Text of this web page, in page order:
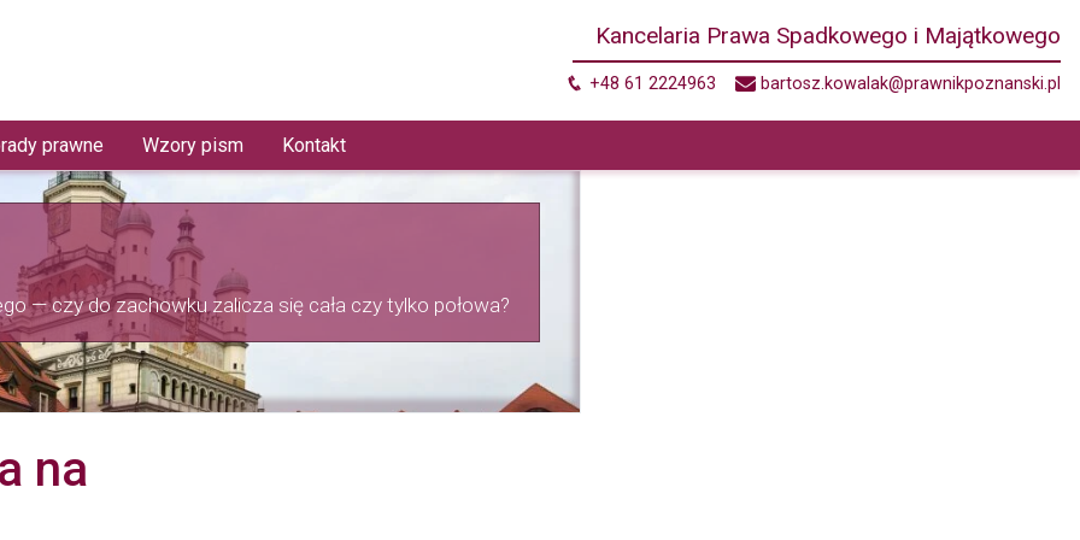
Kancelaria Prawa Spadkowego i Majątkowego
+48 61 2224963 bartosz.kowalak@prawnikpoznanski.pl
prawne Wzory pism Kontakt
— czy do zachowku zalicza się cała czy tylko połowa?
na